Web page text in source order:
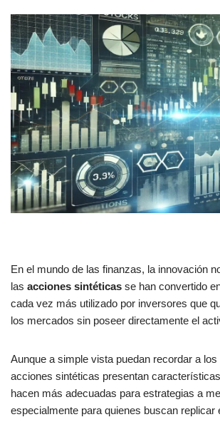
En el mundo de las finanzas, la innovación
las acciones sintéticas se han convertido
cada vez más utilizado por inversores que
los mercados sin poseer directamente el
Aunque a simple vista puedan recordar a los
acciones sintéticas presentan
hacen más adecuadas para estrategias a
especialmente para quienes buscan replicar